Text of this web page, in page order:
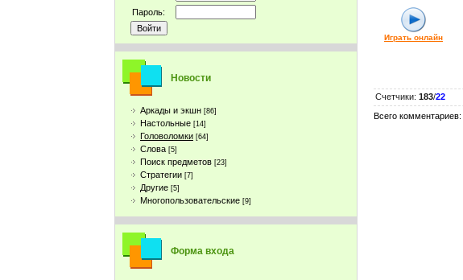
Пароль:
Новости
Аркады и экшн [86]
Настольные [14]
Головоломки [64]
Слова [5]
Поиск предметов [23]
Стратегии [7]
Другие [5]
Многопользовательские [9]
Форма входа
Играть онлайн
Счетчики: 183/22
Всего комментариев: